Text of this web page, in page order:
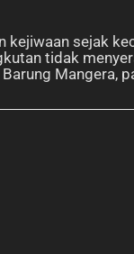
kejiwaan sejak
tidak
Mangera,